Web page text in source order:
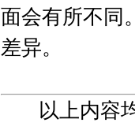
面会有所不同
差异。
以上内容